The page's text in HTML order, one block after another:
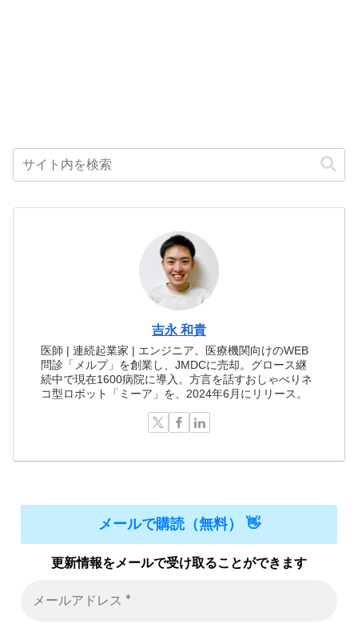
吉永 和貴
医師 | 連続起業家 | エンジニア。医療機関向けのWEB
問診「メルプ」を創業し、JMDCに売却。グロース継
続中で現在1600病院に導入。方言を話すおしゃべりネ
コ型ロボット「ミーア」を、2024年6月にリリース。
メールで購読（無料） 👋
更新情報をメールで受け取ることができます